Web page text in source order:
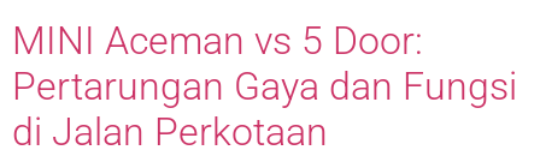
MINI Aceman vs 5 Door:
Pertarungan Gaya dan Fungsi
di Jalan Perkotaan